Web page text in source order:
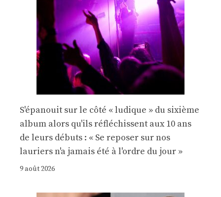
S'épanouit sur le côté « ludique » du sixième
album alors qu'ils réfléchissent aux 10 ans
de leurs débuts : « Se reposer sur nos
lauriers n'a jamais été à l'ordre du jour »
9 août 2026